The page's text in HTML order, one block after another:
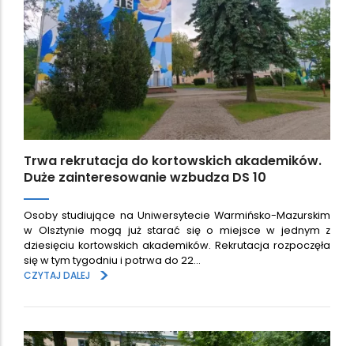
Trwa rekrutacja do kortowskich akademików.
Duże zainteresowanie wzbudza DS 10
Osoby studiujące na Uniwersytecie Warmińsko-Mazurskim
w Olsztynie mogą już starać się o miejsce w jednym z
dziesięciu kortowskich akademików. Rekrutacja rozpoczęła
się w tym tygodniu i potrwa do 22…
CZYTAJ DALEJ
>